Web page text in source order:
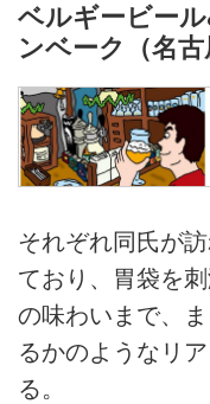
ベルギービー
ンベーク（名
それぞれ同氏が
ており、胃袋を
の味わいまで、
るかのようなリ
る。